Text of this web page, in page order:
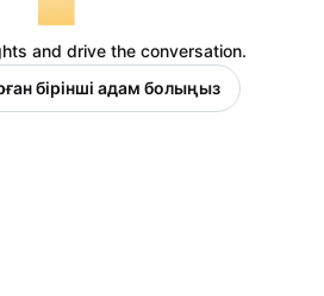
and drive the conversation.
бірінші адам болыңыз